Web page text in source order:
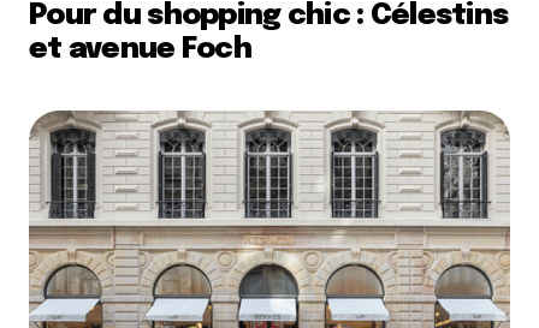
Pour du shopping chic : Célestins
et avenue Foch